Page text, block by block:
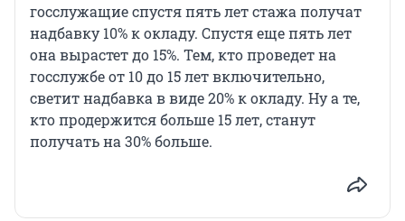
госслужащие спустя пять лет стажа получат
надбавку 10% к окладу. Спустя еще пять лет
она вырастет до 15%. Тем, кто проведет на
госслужбе от 10 до 15 лет включительно,
светит надбавка в виде 20% к окладу. Ну а те,
кто продержится больше 15 лет, станут
получать на 30% больше.